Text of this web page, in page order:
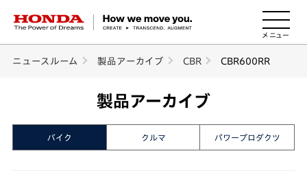
HONDA The Power of Dreams
ニュースルーム 製品アーカイブ CBR CBR600RR
製品アーカイブ
バイク クルマ パワープロダクツ